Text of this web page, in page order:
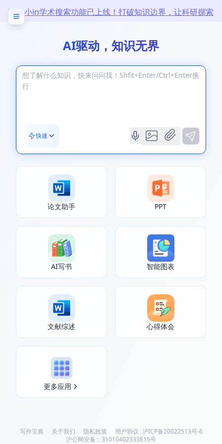
万能小in学术搜索功能已上线！打破知识边界，让科研探索
AI驱动，知识无界
快速
论文助手 PPT
AI写书 智能图表
文献综述 心得体会
更多应用
写作宝典 关于我们 隐私政策 用户协议 沪ICP备20022513号-6
沪公网安备：31010402333815号